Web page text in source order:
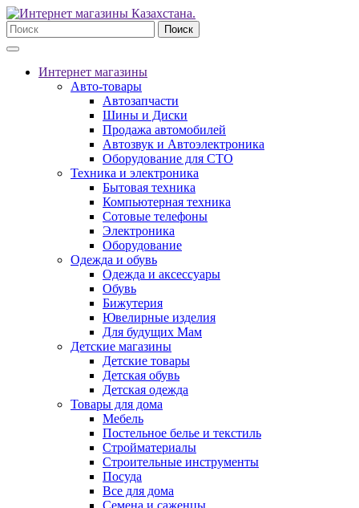
Поиск
Интернет магазины
Авто-товары
Автозапчасти
Шины и Диски
Продажа автомобилей
Автозвук и Автоэлектроника
Оборудование для СТО
Техника и электроника
Бытовая техника
Компьютерная техника
Сотовые телефоны
Электроника
Оборудование
Одежда и обувь
Одежда и аксессуары
Обувь
Бижутерия
Ювелирные изделия
Для будущих Мам
Детские магазины
Детские товары
Детская обувь
Детская одежда
Товары для дома
Мебель
Постельное белье и текстиль
Стройматериалы
Строительные инструменты
Посуда
Все для дома
Семена и саженцы